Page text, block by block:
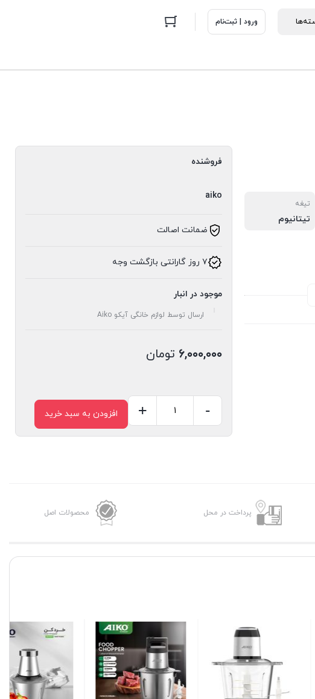
ورود | ثبت‌نام
تیغه
تیتانیوم
فروشنده
aiko
ضمانت اصالت
۷ روز گارانتی بازگشت وجه
موجود در انبار
ارسال توسط لوازم خانگی آیکو Aiko
۶,۰۰۰,۰۰۰ تومان
آیکو
-
+ افزودن به سبد خرید
پرداخت در محل محصولات اصل